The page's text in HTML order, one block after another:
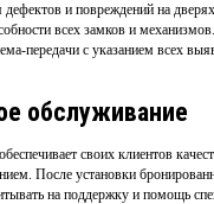
дефектов и повреждений на
всех замков и механизмов.
передачи с указанием всех
обслуживание
своих клиентов
После установки
на поддержку и помощь